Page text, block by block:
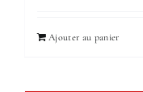
Ajouter au panier